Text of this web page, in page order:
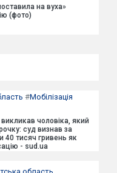
на вуха»
(фото)
#Мобілізація
чоловіка, який
суд визнав за
40 тисяч гривень як
- sud.ua